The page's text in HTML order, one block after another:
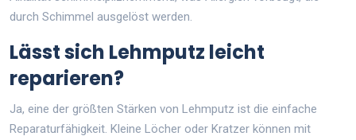
durch Schimmel ausgelöst werden.
Lässt sich Lehmputz leicht
reparieren?
Ja, eine der größten Stärken von Lehmputz ist die einfache
Reparaturfähigkeit. Kleine Löcher oder Kratzer können mit